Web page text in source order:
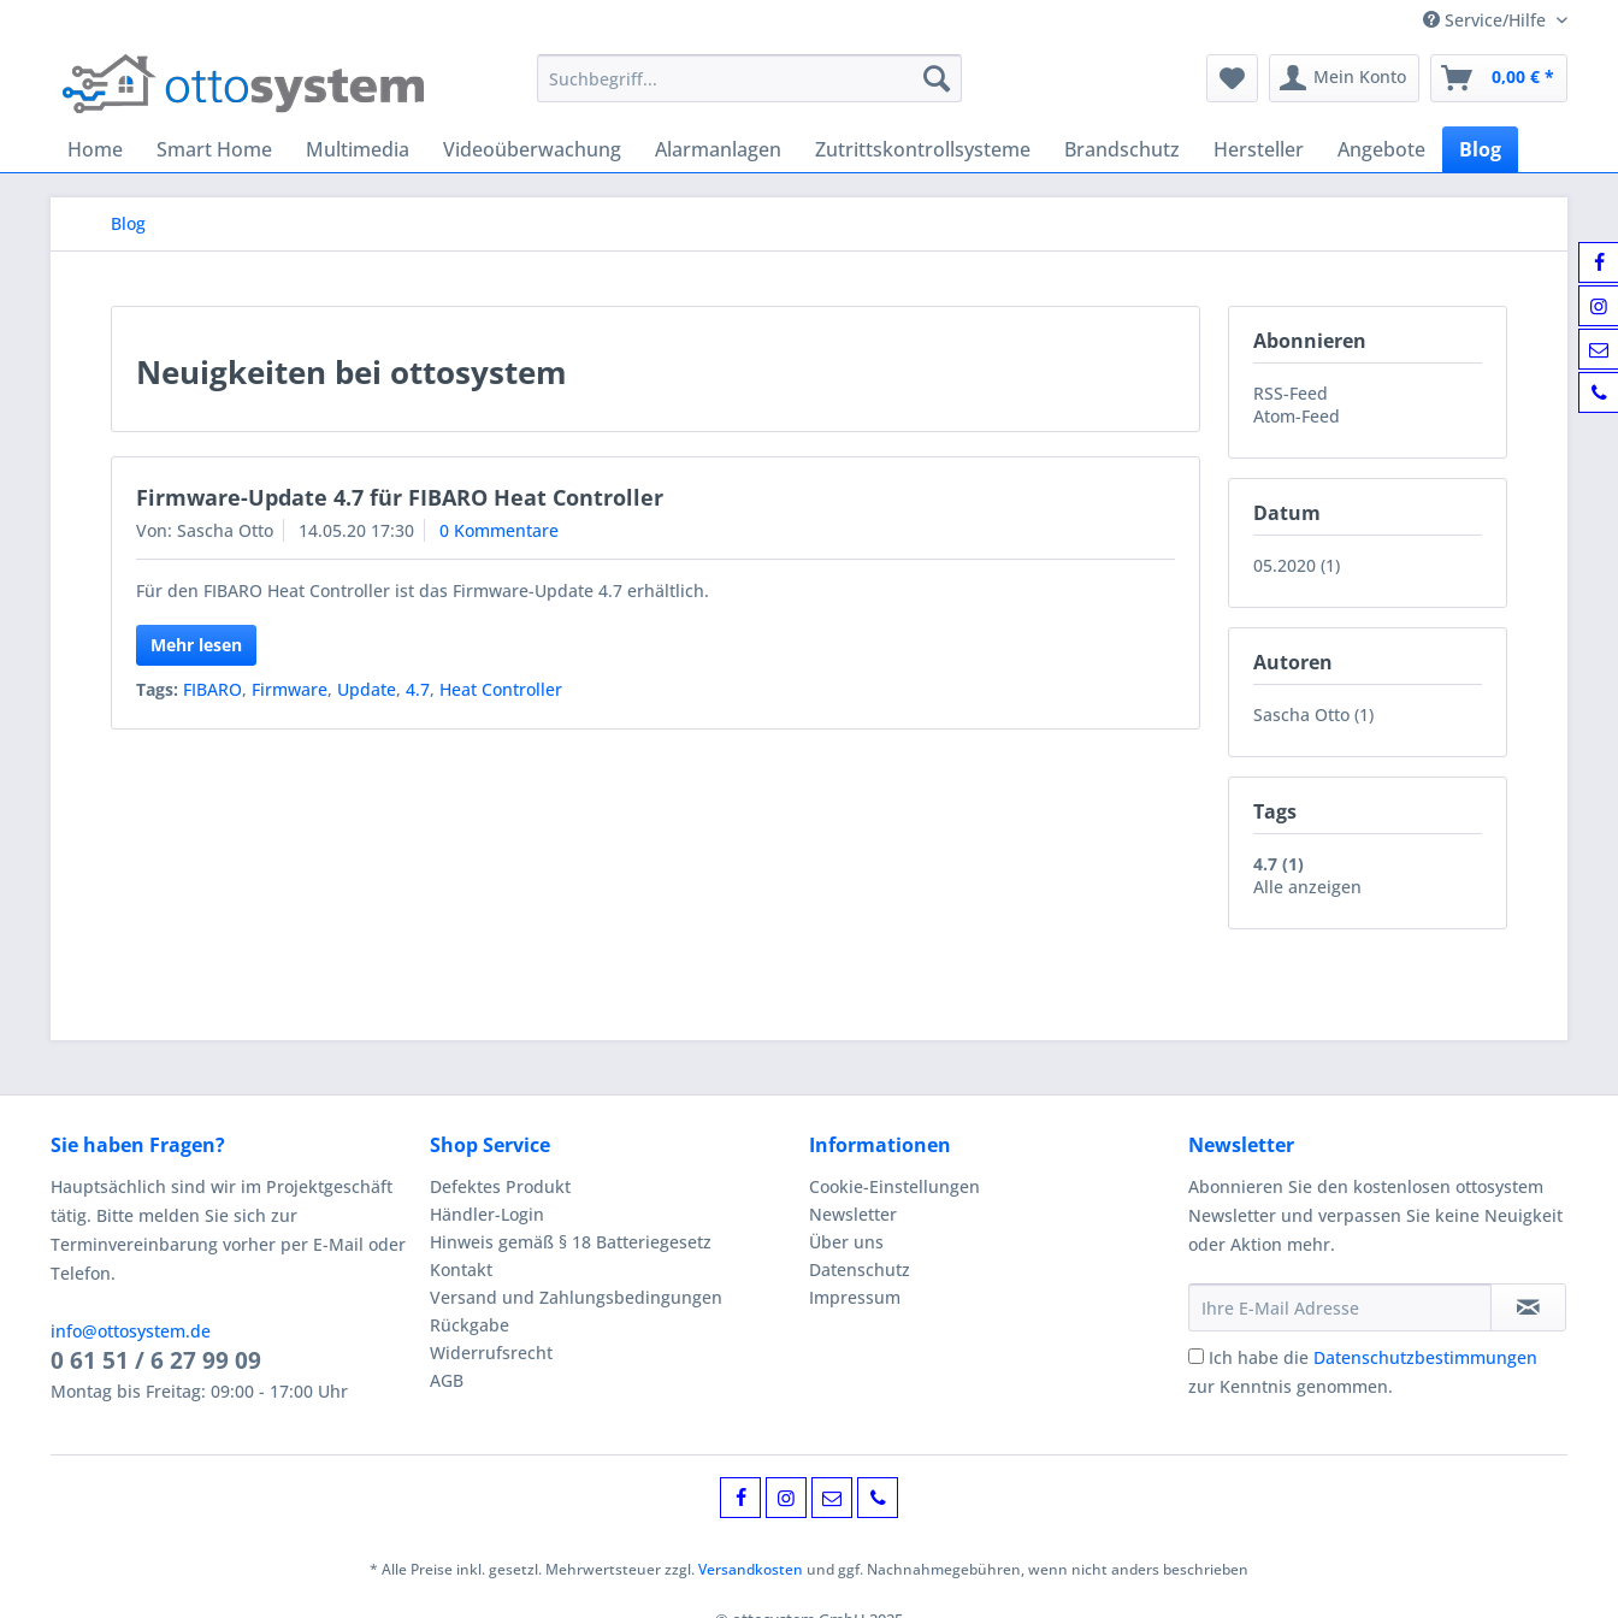
Service/Hilfe
Mein Konto 0,00 € *
Home Smart Home Multimedia Videoüberwachung Alarmanlagen Zutrittskontrollsysteme Brandschutz Hersteller Angebote Blog
Blog
Abonnieren
RSS-Feed
Atom-Feed
Datum
05.2020 (1)
Autoren
Sascha Otto (1)
Tags
4.7 (1)
Alle anzeigen
Neuigkeiten bei ottosystem
Firmware-Update 4.7 für FIBARO Heat Controller
Von: Sascha Otto 14.05.20 17:30 0 Kommentare
Für den FIBARO Heat Controller ist das Firmware-Update 4.7 erhältlich.
Mehr lesen
Tags: FIBARO, Firmware, Update, 4.7, Heat Controller
Sie haben Fragen?
Hauptsächlich sind wir im Projektgeschäft
tätig. Bitte melden Sie sich zur
Terminvereinbarung vorher per E-Mail oder
Telefon.
info@ottosystem.de
0 61 51 / 6 27 99 09
Montag bis Freitag: 09:00 - 17:00 Uhr
Shop Service
Defektes Produkt
Händler-Login
Hinweis gemäß § 18 Batteriegesetz
Kontakt
Versand und Zahlungsbedingungen
Rückgabe
Widerrufsrecht
AGB
Informationen
Cookie-Einstellungen
Newsletter
Über uns
Datenschutz
Impressum
Newsletter
Abonnieren Sie den kostenlosen ottosystem
Newsletter und verpassen Sie keine Neuigkeit
oder Aktion mehr.
Ich habe die Datenschutzbestimmungen
zur Kenntnis genommen.
* Alle Preise inkl. gesetzl. Mehrwertsteuer zzgl.Versandkosten und ggf. Nachnahmegebühren, wenn nicht anders beschrieben